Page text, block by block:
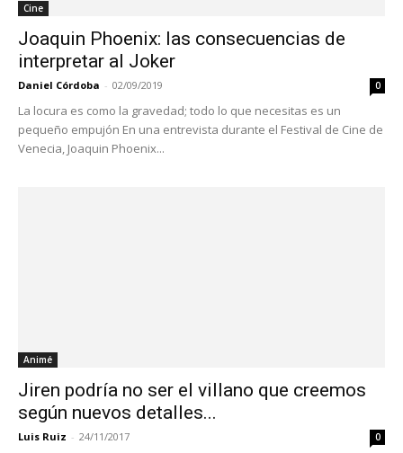
Cine
Joaquin Phoenix: las consecuencias de
interpretar al Joker
Daniel Córdoba - 02/09/2019 0
La locura es como la gravedad; todo lo que necesitas es un
pequeño empujón En una entrevista durante el Festival de Cine de
Venecia, Joaquin Phoenix...
Animé
Jiren podría no ser el villano que creemos
según nuevos detalles...
Luis Ruiz - 24/11/2017 0